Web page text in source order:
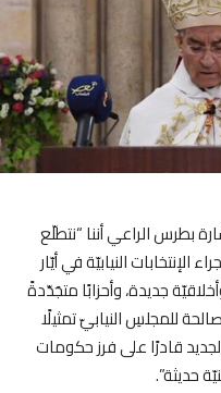
بطرس الراعي أننا “نتطلّع
الإنتخابات النيابيّة في أيّار
جديدة، وأحزابًا متجَدّدةً
للمجلسِ النيابيّ تمثيلًا
قادرًا على فرز حكومات
حديثة”.